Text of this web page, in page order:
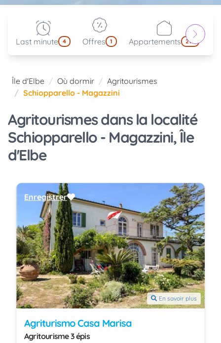
Last minute 4 Offres 1 Appartements 214
Île d'Elbe Où dormir
Agritourismes
Schiopparello - Magazzini
Agritourismes dans la localité
Schiopparello - Magazzini, Île
d'Elbe
En savoir plus
Agriturismo Casa Marisa
Agritourisme 3 épis
Enregistrer